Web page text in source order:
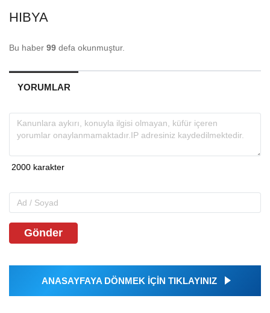
HIBYA
Bu haber 99 defa okunmuştur.
YORUMLAR
Gönder
ANASAYFAYA DÖNMEK İÇİN TIKLAYINIZ